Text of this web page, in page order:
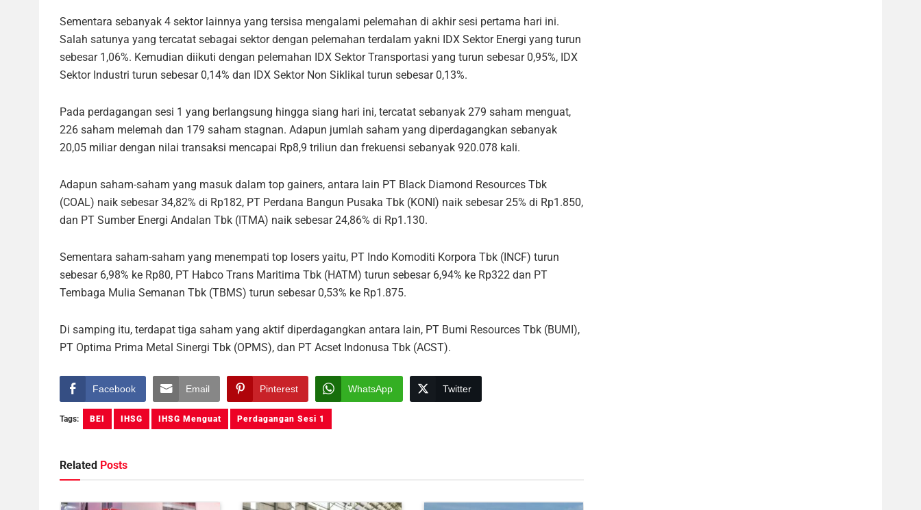
Sementara sebanyak 4 sektor lainnya yang tersisa mengalami pelemahan di akhir sesi pertama hari ini.
Salah satunya yang tercatat sebagai sektor dengan pelemahan terdalam yakni IDX Sektor Energi yang turun
sebesar 1,06%. Kemudian diikuti dengan pelemahan IDX Sektor Transportasi yang turun sebesar 0,95%, IDX
Sektor Industri turun sebesar 0,14% dan IDX Sektor Non Siklikal turun sebesar 0,13%.
Pada perdagangan sesi 1 yang berlangsung hingga siang hari ini, tercatat sebanyak 279 saham menguat,
226 saham melemah dan 179 saham stagnan. Adapun jumlah saham yang diperdagangkan sebanyak
20,05 miliar dengan nilai transaksi mencapai Rp8,9 triliun dan frekuensi sebanyak 920.078 kali.
Adapun saham-saham yang masuk dalam top gainers, antara lain PT Black Diamond Resources Tbk
(COAL) naik sebesar 34,82% di Rp182, PT Perdana Bangun Pusaka Tbk (KONI) naik sebesar 25% di Rp1.850,
dan PT Sumber Energi Andalan Tbk (ITMA) naik sebesar 24,86% di Rp1.130.
Sementara saham-saham yang menempati top losers yaitu, PT Indo Komoditi Korpora Tbk (INCF) turun
sebesar 6,98% ke Rp80, PT Habco Trans Maritima Tbk (HATM) turun sebesar 6,94% ke Rp322 dan PT
Tembaga Mulia Semanan Tbk (TBMS) turun sebesar 0,53% ke Rp1.875.
Di samping itu, terdapat tiga saham yang aktif diperdagangkan antara lain, PT Bumi Resources Tbk (BUMI),
PT Optima Prima Metal Sinergi Tbk (OPMS), dan PT Acset Indonusa Tbk (ACST).
Facebook Email Pinterest WhatsApp Twitter
Tags: BEI IHSG IHSG Menguat Perdagangan Sesi 1
Related Posts